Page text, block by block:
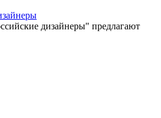
дизайнеры" предлагают